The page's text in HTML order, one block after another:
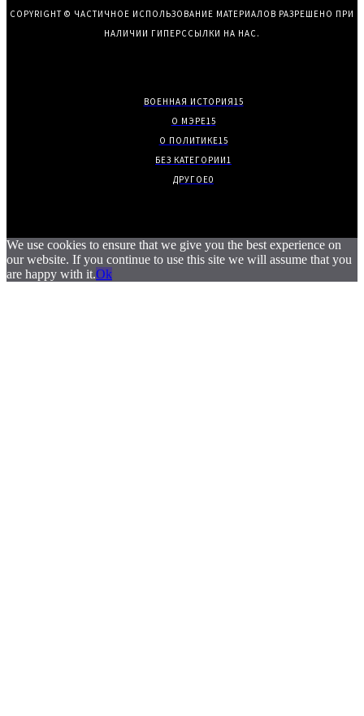
COPYRIGHT © ЧАСТИЧНОЕ ИСПОЛЬЗОВАНИЕ МАТЕРИАЛОВ РАЗРЕШЕНО ПРИ
НАЛИЧИИ ГИПЕРССЫЛКИ НА НАС.
ВОЕННАЯ ИСТОРИЯ15
О МЭРЕ15
О ПОЛИТИКЕ15
БЕЗ КАТЕГОРИИ1
ДРУГОЕ0
We use cookies to ensure that we give you the best experience on
our website. If you continue to use this site we will assume that you
are happy with it.Ok